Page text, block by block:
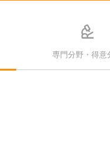
専門分野・得意